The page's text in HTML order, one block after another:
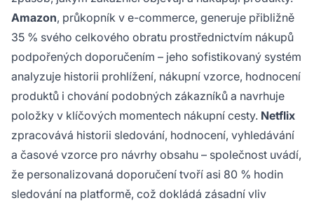
Amazon, průkopník v e-commerce, generuje přibližně
35 % svého celkového obratu prostřednictvím nákupů
podpořených doporučením – jeho sofistikovaný systém
analyzuje historii prohlížení, nákupní vzorce, hodnocení
produktů i chování podobných zákazníků a navrhuje
položky v klíčových momentech nákupní cesty. Netflix
zpracovává historii sledování, hodnocení, vyhledávání
a časové vzorce pro návrhy obsahu – společnost uvádí,
že personalizovaná doporučení tvoří asi 80 % hodin
sledování na platformě, což dokládá zásadní vliv